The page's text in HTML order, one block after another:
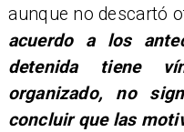
aunque no descartó
acuerdo a los
detenida tiene
organizado, no
concluir que las